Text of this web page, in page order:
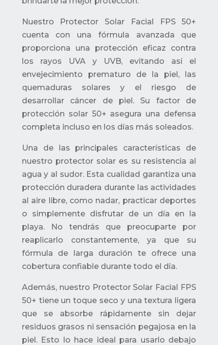
Nuestro Protector Solar Facial FPS 50+
cuenta con una fórmula avanzada que
proporciona una protección eficaz contra
los rayos UVA y UVB, evitando así el
envejecimiento prematuro de la piel, las
quemaduras solares y el riesgo de
desarrollar cáncer de piel. Su factor de
protección solar 50+ asegura una defensa
completa incluso en los días más soleados.
Una de las principales características de
nuestro protector solar es su resistencia al
agua y al sudor. Esta cualidad garantiza una
protección duradera durante las actividades
al aire libre, como nadar, practicar deportes
o simplemente disfrutar de un día en la
playa. No tendrás que preocuparte por
reaplicarlo constantemente, ya que su
fórmula de larga duración te ofrece una
cobertura confiable durante todo el día.
Además, nuestro Protector Solar Facial FPS
50+ tiene un toque seco y una textura ligera
que se absorbe rápidamente sin dejar
residuos grasos ni sensación pegajosa en la
piel. Esto lo hace ideal para usarlo debajo